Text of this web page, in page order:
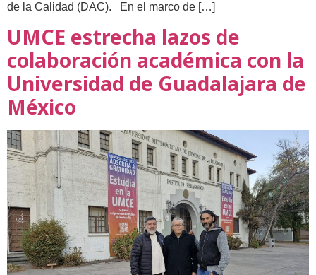
de la Calidad (DAC). En el marco de […]
UMCE estrecha lazos de
colaboración académica con la
Universidad de Guadalajara de
México